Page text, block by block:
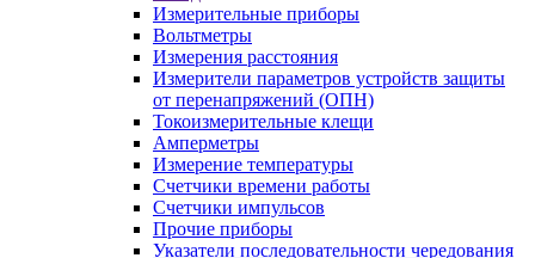
Измерительные приборы
Вольтметры
Измерения расстояния
Измерители параметров устройств защиты
от перенапряжений (ОПН)
Токоизмерительные клещи
Амперметры
Измерение температуры
Счетчики времени работы
Счетчики импульсов
Прочие приборы
Указатели последовательности чередования